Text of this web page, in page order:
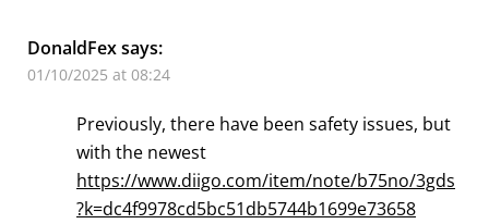
DonaldFexsays:
01/10/2025 at 08:24
Previously, there have been safety issues, but
with the newest
https://www.diigo.com/item/note/b75no/3gds
?k=dc4f9978cd5bc51db5744b1699e73658